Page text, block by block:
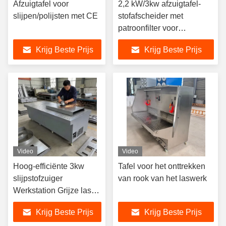
Afzuigtafel voor
slijpen/polijsten met CE
Krijg Beste Prijs
2,2 kW/3kw afzuigtafel-
stofafscheider met
patroonfilter voor
industriële stofverwijdering
Krijg Beste Prijs
Video
Hoog-efficiënte 3kw
slijpstofzuiger
Werkstation Grijze las-
en polijststofcollector
voor de veiligheid van
Krijg Beste Prijs
Video
Tafel voor het onttrekken
van rook van het laswerk
Krijg Beste Prijs